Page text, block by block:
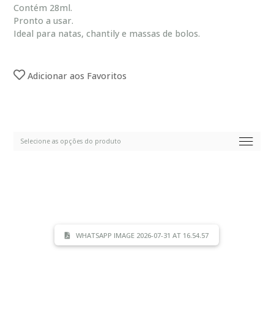
Contém 28ml.
Pronto a usar.
Ideal para natas, chantily e massas de bolos.
Adicionar aos Favoritos
WHATSAPP IMAGE 2026-07-31 AT 16.54.57